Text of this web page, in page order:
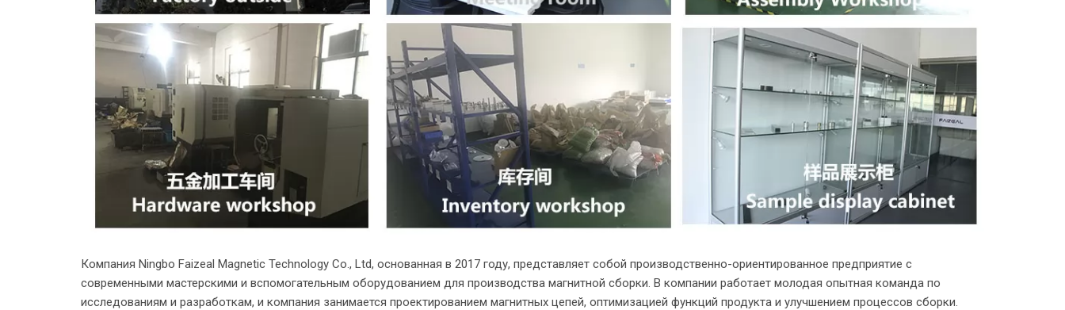
Компания Ningbo Faizeal Magnetic Technology Co., Ltd, основанная в 2017 году, представляет собой производственно-ориентированное предприятие с
современными мастерскими и вспомогательным оборудованием для производства магнитной сборки. В компании работает молодая опытная команда по
исследованиям и разработкам, и компания занимается проектированием магнитных цепей, оптимизацией функций продукта и улучшением процессов сборки.